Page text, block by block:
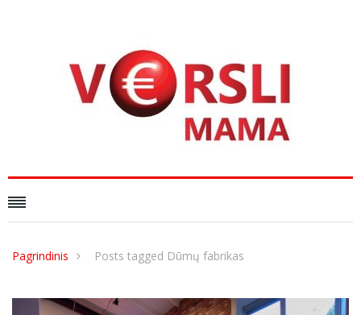
Pagrindinis Posts tagged Dūmų fabrikas